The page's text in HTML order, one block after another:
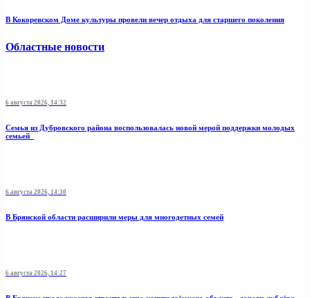
В Кокоревском Доме культуры провели вечер отдыха для старшего поколения
Областные новости
6 августа 2026, 14:32
Семья из Дубровского района воспользовалась новой мерой поддержки молодых
семьей
6 августа 2026, 14:30
В Брянской области расширили меры для многодетных семей
6 августа 2026, 14:27